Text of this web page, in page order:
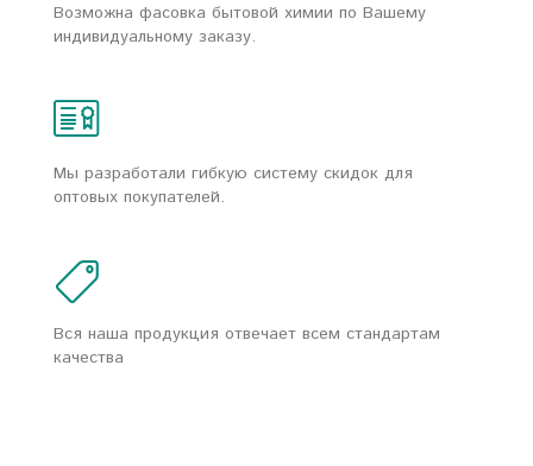
Возможна фасовка бытовой химии по Вашему
индивидуальному заказу.
Мы разработали гибкую систему скидок для
оптовых покупателей.
Вся наша продукция отвечает всем стандартам
качества